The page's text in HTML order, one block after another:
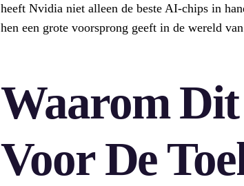
heeft Nvidia niet alleen de beste AI-chips in
hen een grote voorsprong geeft in de wereld
Waarom
Voor De